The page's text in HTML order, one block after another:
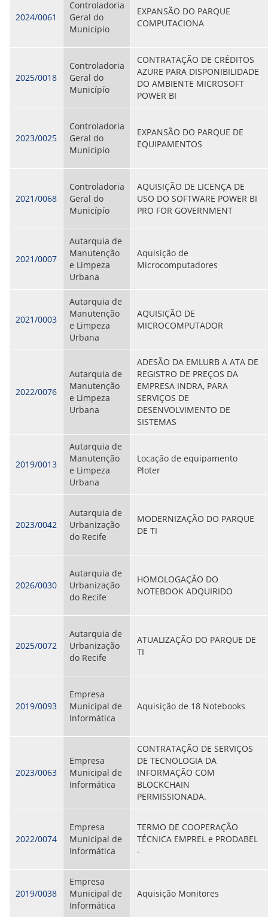
SAÚDE DO TRABALHADOR
PGDE 2022
PGDE 2024
GESTÃO DA INFORMAÇÃO
BOLETIM INFORMATIVO
BPM-DAF
ORIENTAÇÕES TÉCNICAS
SEGURANÇA DA INFORMAÇÃO
RISI - FAQ (PERGUNTAS FREQUENTES)
CATÁLOGO DE SERVIÇOS DE TIC
PARECERES TÉCNICOS
MODELO
PARECERES TÉCNICOS EMITIDOS
PUBLICAÇÕES
PORTARIAS
RESOLUÇÕES
DIVERSOS
ATAS DA CIPA
ATAS E RESOLUÇÕES DO CONSELHO FISCAL
ATAS DO CONSADE
CHAMAMENTOS PÚBLICOS
TERMOS
TRANSPARÊNCIA
2024/0061
Controladoria
Geral do
Municípío
EXPANSÃO DO PARQUE
COMPUTACIONA
2025/0018
Controladoria
Geral do
Municípío
CONTRATAÇÃO DE CRÉDITOS
AZURE PARA DISPONIBILIDADE
DO AMBIENTE MICROSOFT
POWER BI
2023/0025
Controladoria
Geral do
Municípío
EXPANSÃO DO PARQUE DE
EQUIPAMENTOS
2021/0068
Controladoria
Geral do
Municípío
AQUISIÇÃO DE LICENÇA DE
USO DO SOFTWARE POWER BI
PRO FOR GOVERNMENT
2021/0007
Autarquia de
Manutenção
e Limpeza
Urbana
Aquisição de
Microcomputadores
2021/0003
Autarquia de
Manutenção
e Limpeza
Urbana
AQUISIÇÃO DE
MICROCOMPUTADOR
2022/0076
Autarquia de
Manutenção
e Limpeza
Urbana
ADESÃO DA EMLURB A ATA DE
REGISTRO DE PREÇOS DA
EMPRESA INDRA, PARA
SERVIÇOS DE
DESENVOLVIMENTO DE
SISTEMAS
2019/0013
Autarquia de
Manutenção
e Limpeza
Urbana
Locação de equipamento
Ploter
2023/0042
Autarquia de
Urbanização
do Recife
MODERNIZAÇÃO DO PARQUE
DE TI
2026/0030
Autarquia de
Urbanização
do Recife
HOMOLOGAÇÃO DO
NOTEBOOK ADQUIRIDO
2025/0072
Autarquia de
Urbanização
do Recife
ATUALIZAÇÃO DO PARQUE DE
TI
2019/0093
Empresa
Municipal de
Informática
Aquisição de 18 Notebooks
2023/0063
Empresa
Municipal de
Informática
CONTRATAÇÃO DE SERVIÇOS
DE TECNOLOGIA DA
INFORMAÇÃO COM
BLOCKCHAIN
PERMISSIONADA.
2022/0074
Empresa
Municipal de
Informática
TERMO DE COOPERAÇÃO
TÉCNICA EMPREL e PRODABEL
-
2019/0038
Empresa
Municipal de
Informática
Aquisição Monitores